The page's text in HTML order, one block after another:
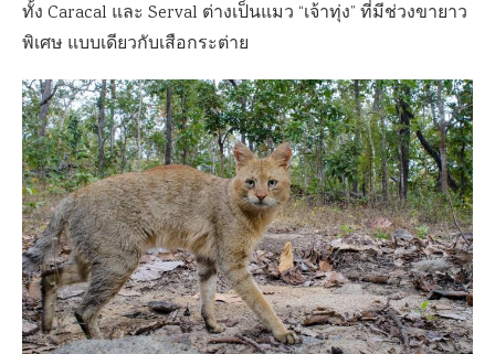
ทั้ง Caracal และ Serval ต่างเป็นแมว “เจ้าทุ่ง” ที่มีช่วงขายาว
พิเศษ แบบเดียวกับเสือกระต่าย